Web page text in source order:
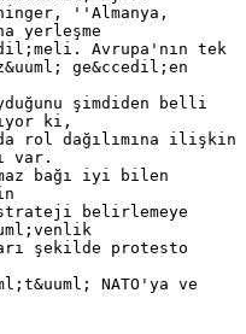
''Almanya,
yerleşme
Avrupa'nın tek
ge&ccedil;en
şimdiden belli
ki,
rol dağılımına ilişkin
var.
bağı iyi bilen
strateji belirlemeye
şekilde protesto
NATO'ya ve